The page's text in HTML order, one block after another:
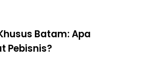
Batam: Apa
Pebisnis?